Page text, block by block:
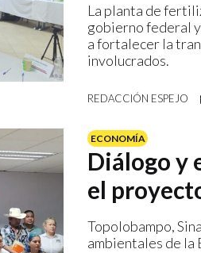
La planta de
gobierno federal
a fortalecer la
involucrados.
REDACCIÓN ESPEJO
ECONOMÍA
Diálogo y
el
Topolobampo,
ambientales de la